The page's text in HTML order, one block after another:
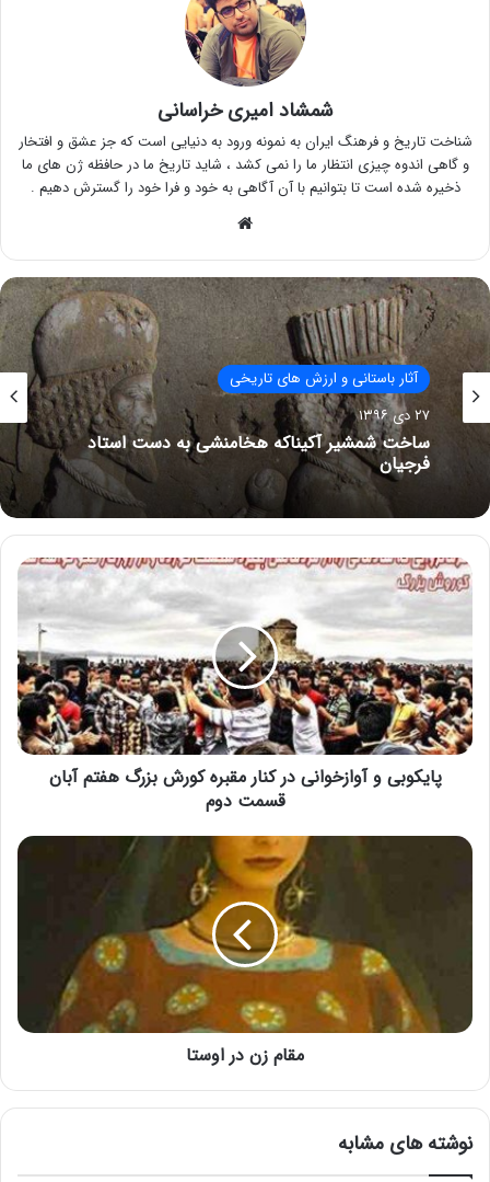
شمشاد امیری خراسانی
شناخت تاریخ و فرهنگ ایران به نمونه ورود به دنیایی است که جز عشق و افتخار
و گاهی اندوه چیزی انتظار ما را نمی کشد ، شاید تاریخ ما در حافظه ژن های ما
ذخیره شده است تا بتوانیم با آن آگاهی به خود و فرا خود را گسترش دهیم .
آثار باستانی و ارزش های تاریخی
۲۷ دی ۱۳۹۶
ساخت شمشیر آکیناکه هخامنشی به دست استاد
فرجیان
پایکوبی و آوازخوانی در کنار مقبره کورش بزرگ هفتم آبان
قسمت دوم
مقام زن در اوستا
نوشته های مشابه